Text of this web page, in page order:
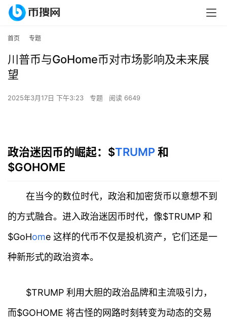
首页 专题
川普币与GoHome币对市场影响及未来展
望
2025年3月17日 下午3:23 专题 阅读 6649
政治迷因币的崛起：$TRUMP和
$GOHOME
在当今的数位时代，政治和加密货币以意想不到
的方式融合。进入政治迷因币时代，像$TRUMP 和
$GoHome 这样的代币不仅是投机资产，它们还是一
种新形式的政治资本。
$TRUMP 利用大胆的政治品牌和主流吸引力，
而$GOHOME 将古怪的网路时刻转变为动态的交易